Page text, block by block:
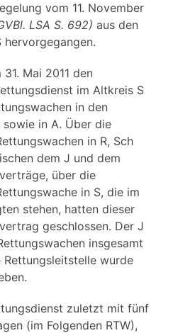
vom 11. November
LSA S. 692) aus den
hervorgegangen.
Mai 2011 den
im Altkreis S
in den
sowie in A. Über die
in R, Sch
dem J und dem
über die
in S, die im
stehen, hatten dieser
geschlossen. Der J
insgesamt
Rettungsleitstelle wurde
zuletzt mit fünf
(im Folgenden RTW),